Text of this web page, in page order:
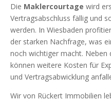
Die Maklercourtage wird
Vertragsabschluss fällig und
werden. In Wiesbaden
der starken Nachfrage, was
noch wichtiger macht. Neben
können weitere Kosten für
und Vertragsabwicklung
Wir von Rückert Immobilien